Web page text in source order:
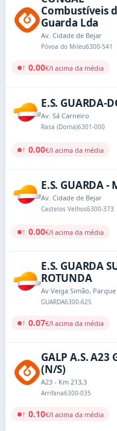
Combustíveis
Guarda Lda
Av. Cidade de Bejar
Póvoa do Mileu6300-541
↑ 0.00€/l acima da média
E.S. GUARDA-
Av. Sá Carneiro
Rasa (Dorna)6301-000
↑ 0.00€/l acima da média
E.S. GUARDA -
Av. Cidade de Bejar
Castelos Velhos6300-373
↑ 0.00€/l acima da média
E.S. GUARDA
ROTUNDA
GUARDA6300-625
↑ 0.07€/l acima da média
GALP A.S. A23
(N/S)
A23 - Km 213,3
Arrifana6300-035
↑ 0.10€/l acima da média